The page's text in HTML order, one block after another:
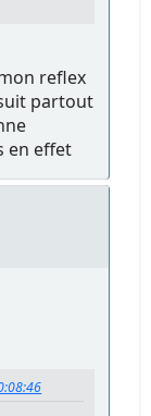
reflex
partout
en effet